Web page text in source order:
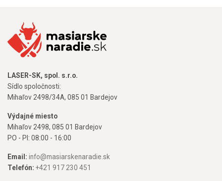
LASER-SK, spol. s.r.o.
Sídlo spoločnosti:
Mihaľov 2498/34A, 085 01 Bardejov
Výdajné miesto
Mihaľov 2498, 085 01 Bardejov
PO - PI: 08:00 - 16:00
Email: info@masiarskenaradie.sk
Telefón: +421 917 230 451